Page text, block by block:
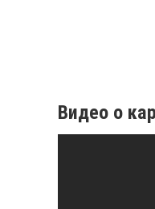
Видео о